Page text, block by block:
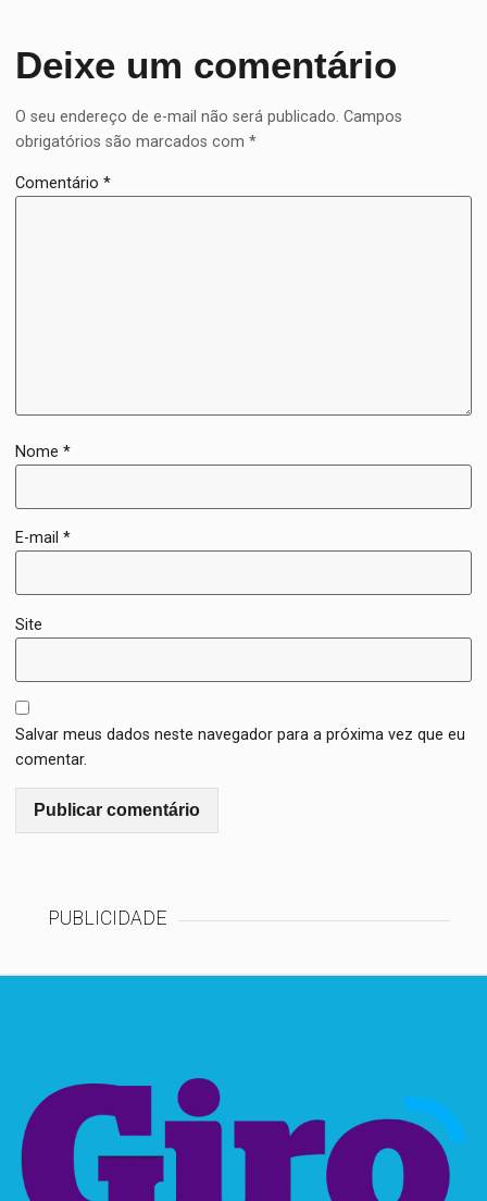
Deixe um comentário
O seu endereço de e-mail não será publicado. Campos
obrigatórios são marcados com*
Comentário*
Nome*
E-mail*
Site
Salvar meus dados neste navegador para a próxima vez que eu
comentar.
PUBLICIDADE